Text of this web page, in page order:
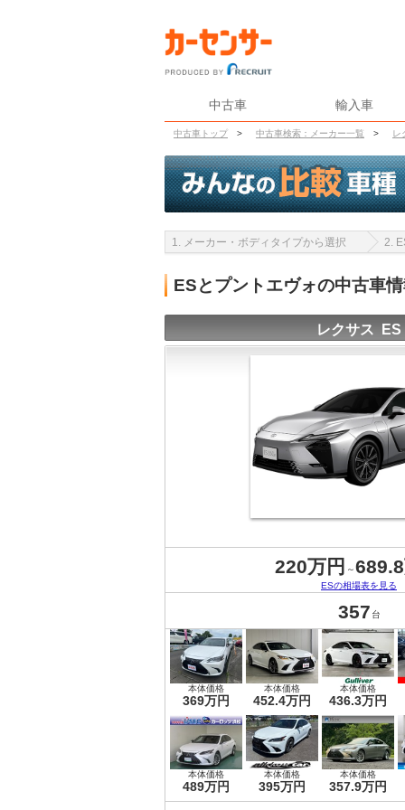
中古車 輸入車
中古車トップ > 中古車検索：メーカー一覧 > レ
1. メーカー・ボディタイプから選択 2.
ESとプントエヴォの中古車
レクサス ES
220万円 ～
ESの相場表を見る
357 台
本体価格
369万円
本体価格
452.4万円
本体価格
436.3万円
本体価格
489万円
本体価格
395万円
本体価格
357.9万円